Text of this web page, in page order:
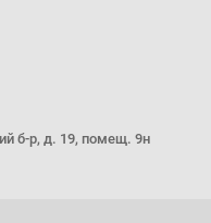
б-р, д. 19, помещ. 9н